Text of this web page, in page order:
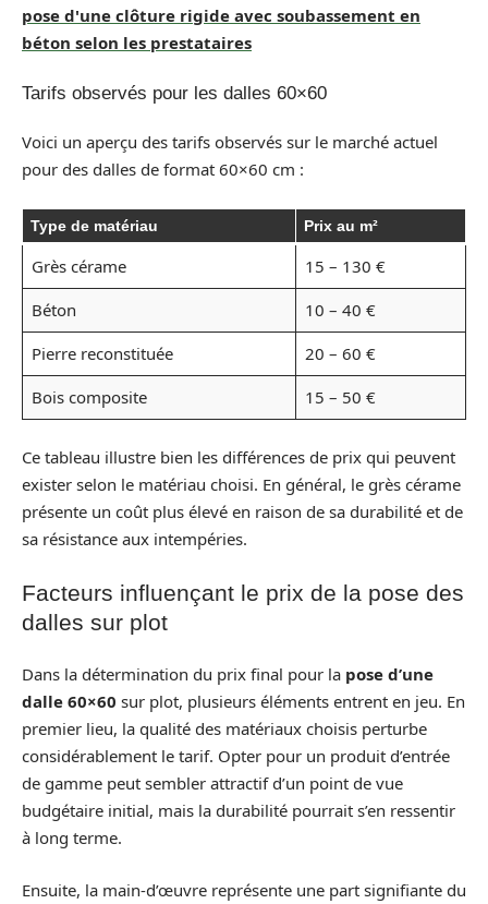
pose d'une clôture rigide avec soubassement en
béton selon les prestataires
Tarifs observés pour les dalles 60×60
Voici un aperçu des tarifs observés sur le marché actuel
pour des dalles de format 60×60 cm :
Type de matériau Prix au m²
Grès cérame
15 – 130 €
Béton
10 – 40 €
Pierre reconstituée
20 – 60 €
Bois composite
15 – 50 €
Ce tableau illustre bien les différences de prix qui peuvent
exister selon le matériau choisi. En général, le grès cérame
présente un coût plus élevé en raison de sa durabilité et de
sa résistance aux intempéries.
Facteurs influençant le prix de la pose des
dalles sur plot
Dans la détermination du prix final pour la pose d’une
dalle 60×60 sur plot, plusieurs éléments entrent en jeu. En
premier lieu, la qualité des matériaux choisis perturbe
considérablement le tarif. Opter pour un produit d’entrée
de gamme peut sembler attractif d’un point de vue
budgétaire initial, mais la durabilité pourrait s’en ressentir
à long terme.
Ensuite, la main-d’œuvre représente une part signifiante du